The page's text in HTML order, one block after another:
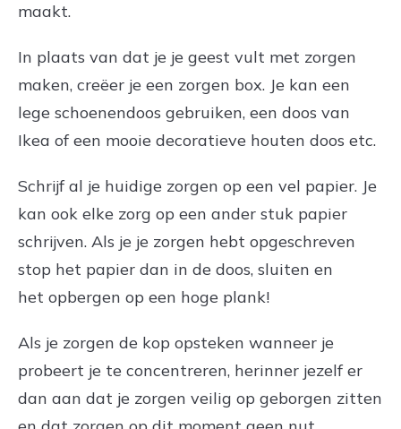
maakt.
In plaats van dat je je geest vult met zorgen
maken, creëer je een zorgen box. Je kan een
lege schoenendoos gebruiken, een doos van
Ikea of een mooie decoratieve houten doos etc.
Schrijf al je huidige zorgen op een vel papier. Je
kan ook elke zorg op een ander stuk papier
schrijven. Als je je zorgen hebt opgeschreven
stop het papier dan in de doos, sluiten en
het opbergen op een hoge plank!
Als je zorgen de kop opsteken wanneer je
probeert je te concentreren, herinner jezelf er
dan aan dat je zorgen veilig op geborgen zitten